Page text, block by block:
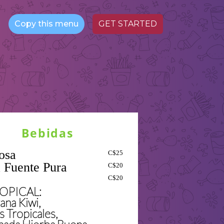
Copy this menu GET STARTED
Bebidas
C$25
Pura C$20
C$20
Kiwi,
Tropicales,